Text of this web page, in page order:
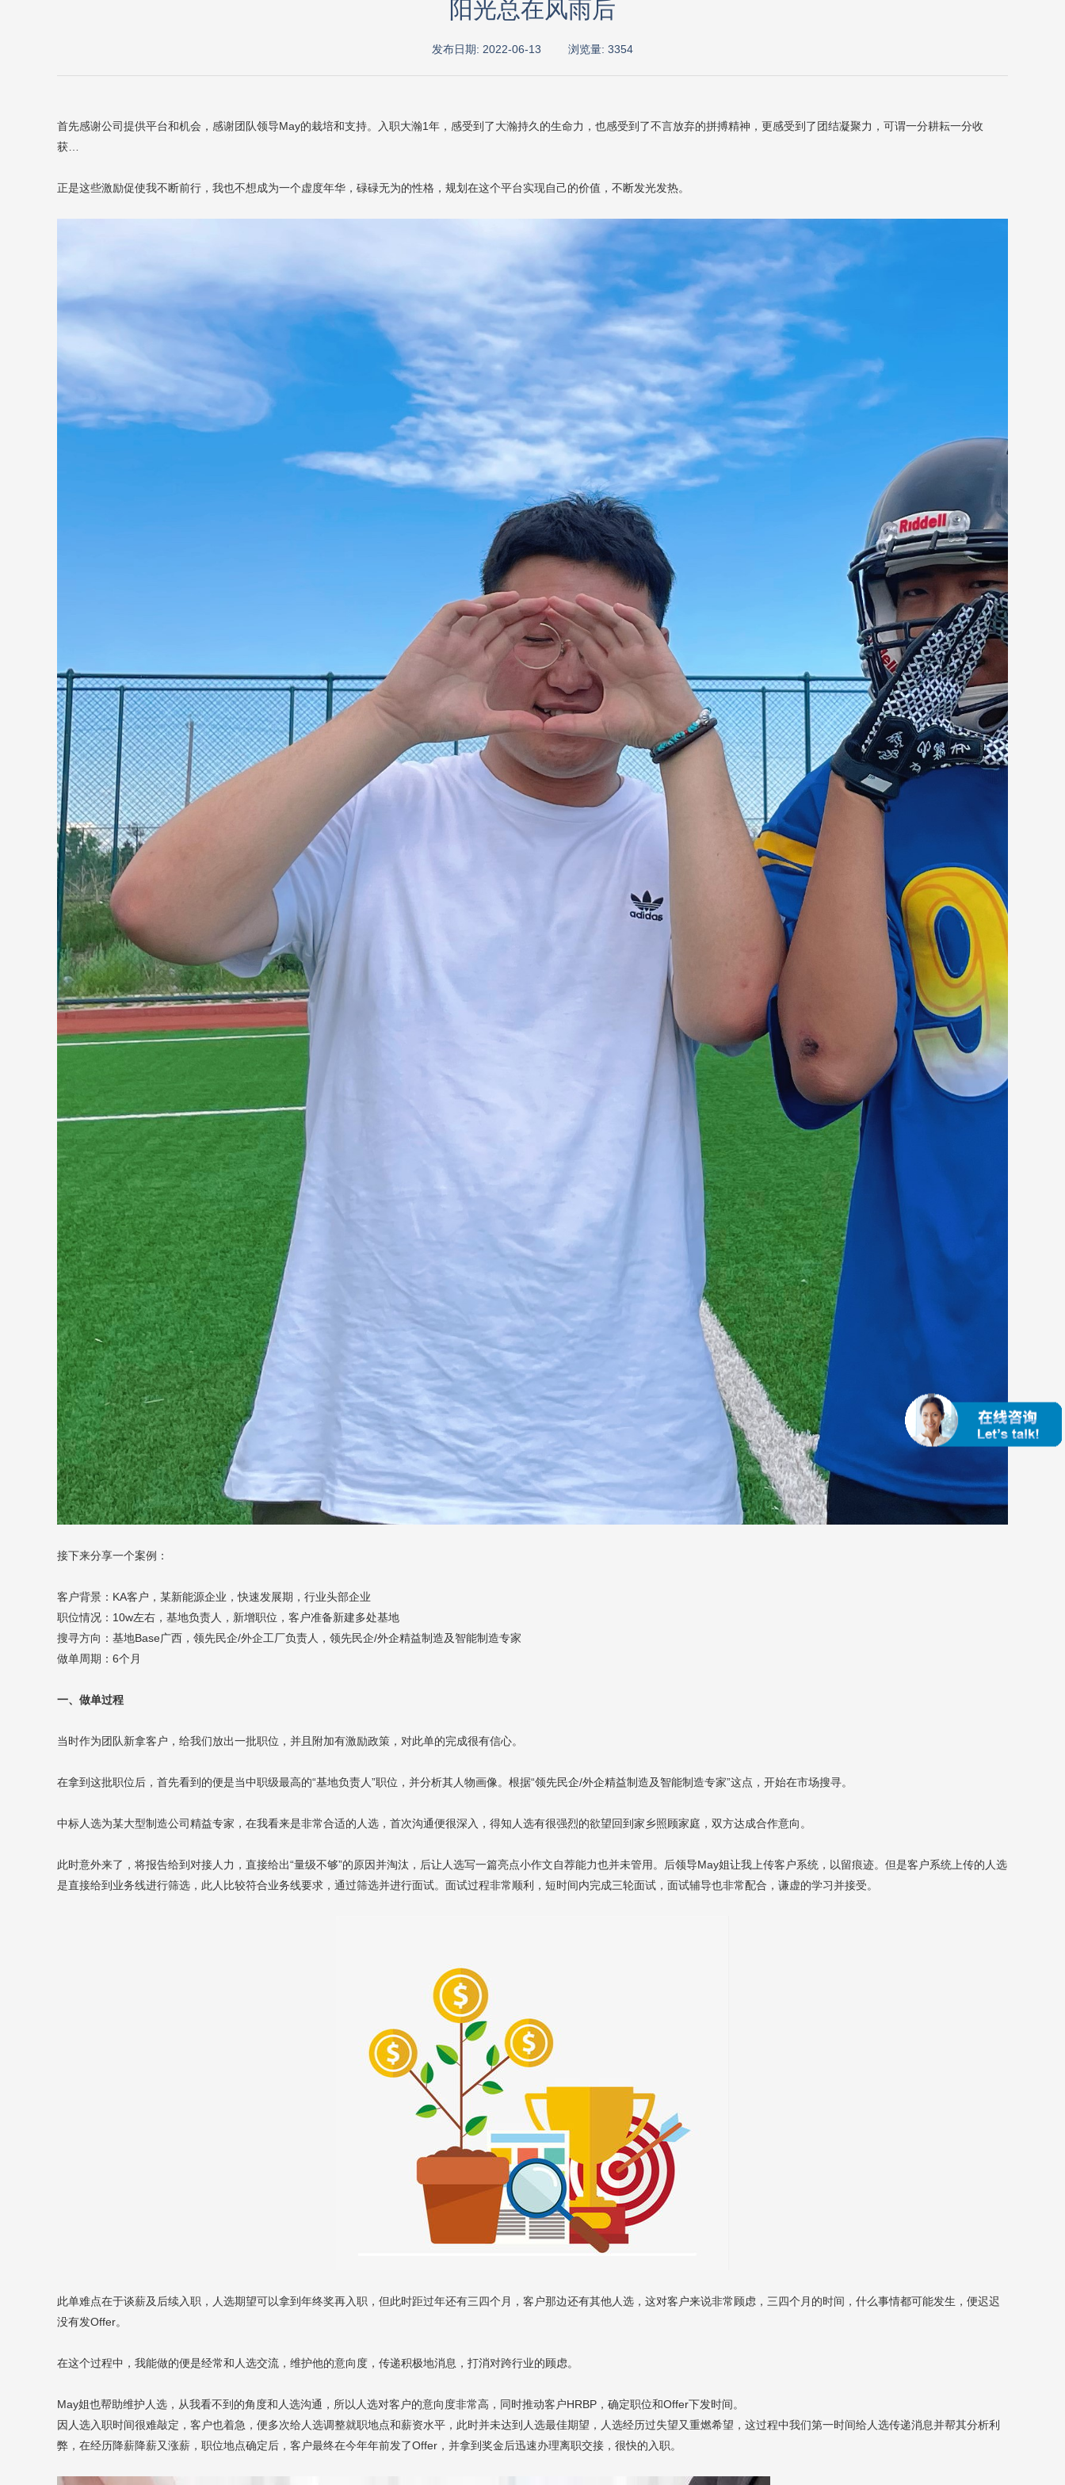
阳光总在风雨后
发布日期: 2022-06-13 浏览量: 3354
首先感谢公司提供平台和机会，感谢团队领导May的栽培和支持。入职大瀚1年，感受到了大瀚持久的生命力，也感受到了不言放弃的拼搏精神，更感受到了团结凝聚力，可谓一分耕耘一分收
获…
正是这些激励促使我不断前行，我也不想成为一个虚度年华，碌碌无为的性格，规划在这个平台实现自己的价值，不断发光发热。
接下来分享一个案例：
客户背景：KA客户，某新能源企业，快速发展期，行业头部企业
职位情况：10w左右，基地负责人，新增职位，客户准备新建多处基地
搜寻方向：基地Base广西，领先民企/外企工厂负责人，领先民企/外企精益制造及智能制造专家
做单周期：6个月
一、做单过程
当时作为团队新拿客户，给我们放出一批职位，并且附加有激励政策，对此单的完成很有信心。
在拿到这批职位后，首先看到的便是当中职级最高的“基地负责人”职位，并分析其人物画像。根据“领先民企/外企精益制造及智能制造专家”这点，开始在市场搜寻。
中标人选为某大型制造公司精益专家，在我看来是非常合适的人选，首次沟通便很深入，得知人选有很强烈的欲望回到家乡照顾家庭，双方达成合作意向。
此时意外来了，将报告给到对接人力，直接给出“量级不够”的原因并淘汰，后让人选写一篇亮点小作文自荐能力也并未管用。后领导May姐让我上传客户系统，以留痕迹。但是客户系统上传的人选
是直接给到业务线进行筛选，此人比较符合业务线要求，通过筛选并进行面试。面试过程非常顺利，短时间内完成三轮面试，面试辅导也非常配合，谦虚的学习并接受。
此单难点在于谈薪及后续入职，人选期望可以拿到年终奖再入职，但此时距过年还有三四个月，客户那边还有其他人选，这对客户来说非常顾虑，三四个月的时间，什么事情都可能发生，便迟迟
没有发Offer。
在这个过程中，我能做的便是经常和人选交流，维护他的意向度，传递积极地消息，打消对跨行业的顾虑。
May姐也帮助维护人选，从我看不到的角度和人选沟通，所以人选对客户的意向度非常高，同时推动客户HRBP，确定职位和Offer下发时间。
因人选入职时间很难敲定，客户也着急，便多次给人选调整就职地点和薪资水平，此时并未达到人选最佳期望，人选经历过失望又重燃希望，这过程中我们第一时间给人选传递消息并帮其分析利
弊，在经历降薪降薪又涨薪，职位地点确定后，客户最终在今年年前发了Offer，并拿到奖金后迅速办理离职交接，很快的入职。